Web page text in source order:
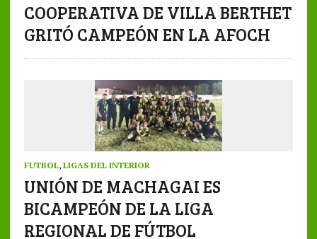
COOPERATIVA DE VILLA BERTHET
GRITÓ CAMPEÓN EN LA AFOCH
FUTBOL, LIGAS DEL INTERIOR
UNIÓN DE MACHAGAI ES
BICAMPEÓN DE LA LIGA
REGIONAL DE FÚTBOL